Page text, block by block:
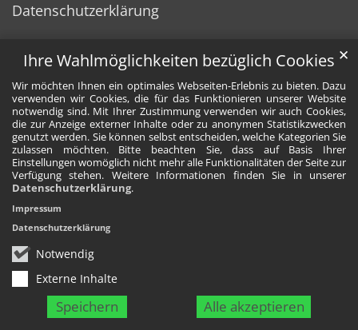
Ihre Wahlmöglichkeiten bezüglich Cookies
Wir möchten Ihnen ein optimales Webseiten-Erlebnis zu bieten. Dazu
verwenden wir Cookies, die für das Funktionieren unserer Website
notwendig sind. Mit Ihrer Zustimmung verwenden wir auch Cookies,
die zur Anzeige externer Inhalte oder zu anonymen Statistikzwecken
genutzt werden. Sie können selbst entscheiden, welche Kategorien Sie
zulassen möchten. Bitte beachten Sie, dass auf Basis Ihrer
Einstellungen womöglich nicht mehr alle Funktionalitäten der Seite zur
Verfügung stehen. Weitere Informationen finden Sie in unserer
Datenschutzerklärung.
Notwendig
Externe Inhalte
Speichern Alle akzeptieren
✕
Impressum
Datenschutzerklärung
Datenschutzerklärung